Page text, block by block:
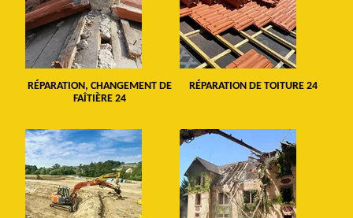
RÉPARATION, CHANGEMENT DE
FAÎTIÈRE 24
RÉPARATION DE TOITURE 24